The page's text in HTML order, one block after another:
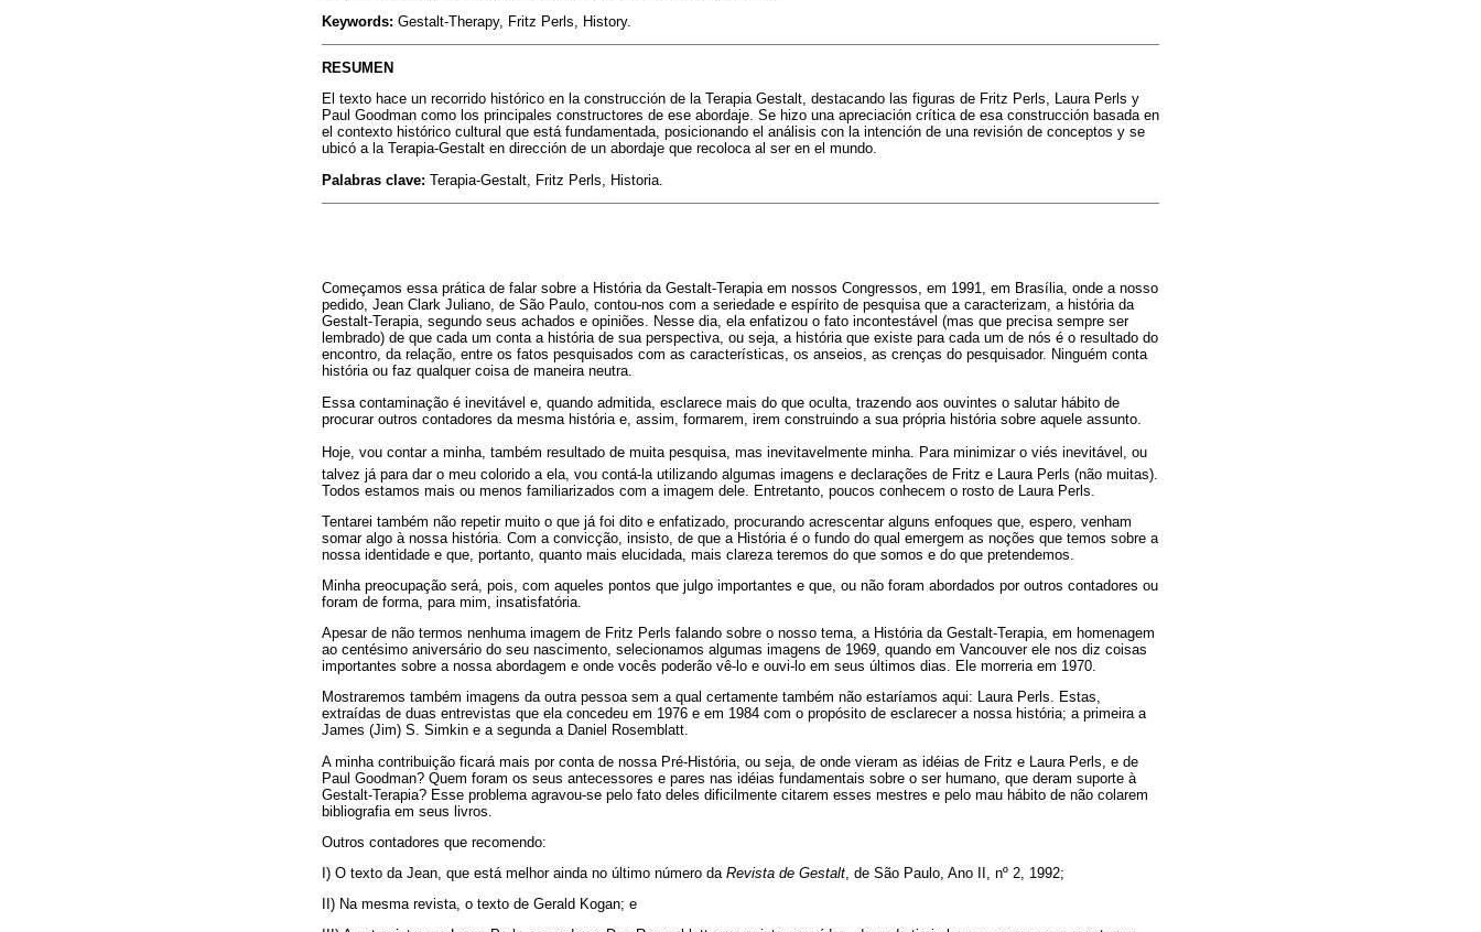
Keywords: Gestalt-Therapy, Fritz Perls, History.
RESUMEN
El texto hace un recorrido histórico en la construcción de la Terapia Gestalt, destacando las figuras de Fritz Perls, Laura Perls y
Paul Goodman como los principales constructores de ese abordaje. Se hizo una apreciación crítica de esa construcción basada en
el contexto histórico cultural que está fundamentada, posicionando el análisis con la intención de una revisión de conceptos y se
ubicó a la Terapia-Gestalt en dirección de un abordaje que recoloca al ser en el mundo.
Palabras clave: Terapia-Gestalt, Fritz Perls, Historia.
Começamos essa prática de falar sobre a História da Gestalt-Terapia em nossos Congressos, em 1991, em Brasília, onde a nosso
pedido, Jean Clark Juliano, de São Paulo, contou-nos com a seriedade e espírito de pesquisa que a caracterizam, a história da
Gestalt-Terapia, segundo seus achados e opiniões. Nesse dia, ela enfatizou o fato incontestável (mas que precisa sempre ser
lembrado) de que cada um conta a história de sua perspectiva, ou seja, a história que existe para cada um de nós é o resultado do
encontro, da relação, entre os fatos pesquisados com as características, os anseios, as crenças do pesquisador. Ninguém conta
história ou faz qualquer coisa de maneira neutra.
Essa contaminação é inevitável e, quando admitida, esclarece mais do que oculta, trazendo aos ouvintes o salutar hábito de
procurar outros contadores da mesma história e, assim, formarem, irem construindo a sua própria história sobre aquele assunto.
Hoje, vou contar a minha, também resultado de muita pesquisa, mas inevitavelmente minha. Para minimizar o viés inevitável, ou
talvez já para dar o meu colorido a ela, vou contá-la utilizando algumas imagens e declarações de Fritz e Laura Perls (não muitas).
Todos estamos mais ou menos familiarizados com a imagem dele. Entretanto, poucos conhecem o rosto de Laura Perls.
Tentarei também não repetir muito o que já foi dito e enfatizado, procurando acrescentar alguns enfoques que, espero, venham
somar algo à nossa história. Com a convicção, insisto, de que a História é o fundo do qual emergem as noções que temos sobre a
nossa identidade e que, portanto, quanto mais elucidada, mais clareza teremos do que somos e do que pretendemos.
Minha preocupação será, pois, com aqueles pontos que julgo importantes e que, ou não foram abordados por outros contadores ou
foram de forma, para mim, insatisfatória.
Apesar de não termos nenhuma imagem de Fritz Perls falando sobre o nosso tema, a História da Gestalt-Terapia, em homenagem
ao centésimo aniversário do seu nascimento, selecionamos algumas imagens de 1969, quando em Vancouver ele nos diz coisas
importantes sobre a nossa abordagem e onde vocês poderão vê-lo e ouvi-lo em seus últimos dias. Ele morreria em 1970.
Mostraremos também imagens da outra pessoa sem a qual certamente também não estaríamos aqui: Laura Perls. Estas,
extraídas de duas entrevistas que ela concedeu em 1976 e em 1984 com o propósito de esclarecer a nossa história; a primeira a
James (Jim) S. Simkin e a segunda a Daniel Rosemblatt.
A minha contribuição ficará mais por conta de nossa Pré-História, ou seja, de onde vieram as idéias de Fritz e Laura Perls, e de
Paul Goodman? Quem foram os seus antecessores e pares nas idéias fundamentais sobre o ser humano, que deram suporte à
Gestalt-Terapia? Esse problema agravou-se pelo fato deles dificilmente citarem esses mestres e pelo mau hábito de não colarem
bibliografia em seus livros.
Outros contadores que recomendo:
I) O texto da Jean, que está melhor ainda no último número da Revista de Gestalt, de São Paulo, Ano II, nº 2, 1992;
II) Na mesma revista, o texto de Gerald Kogan; e